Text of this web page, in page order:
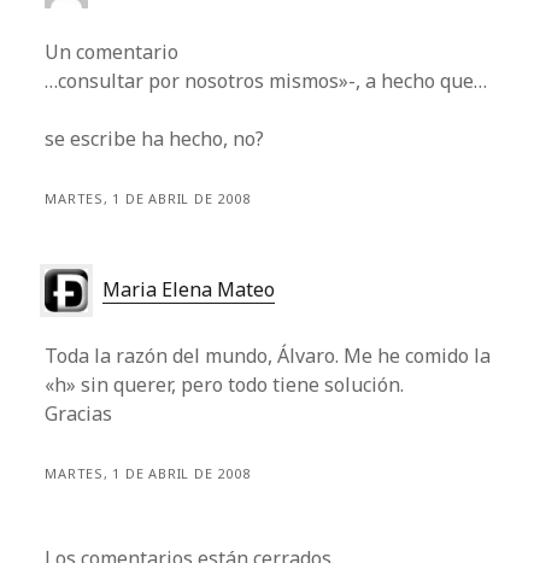
Un comentario
…consultar por nosotros mismos»-, a hecho que…
se escribe ha hecho, no?
MARTES, 1 DE ABRIL DE 2008
Maria Elena Mateo
Toda la razón del mundo, Álvaro. Me he comido la
«h» sin querer, pero todo tiene solución.
Gracias
MARTES, 1 DE ABRIL DE 2008